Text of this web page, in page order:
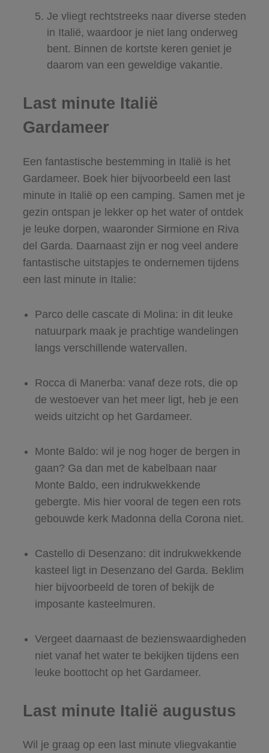
Je vliegt rechtstreeks naar diverse steden
in Italië, waardoor je niet lang onderweg
bent. Binnen de kortste keren geniet je
daarom van een geweldige vakantie.
Last minute Italië
Gardameer
Een fantastische bestemming in Italië is het
Gardameer. Boek hier bijvoorbeeld een last
minute in Italië op een camping. Samen met je
gezin ontspan je lekker op het water of ontdek
je leuke dorpen, waaronder Sirmione en Riva
del Garda. Daarnaast zijn er nog veel andere
fantastische uitstapjes te ondernemen tijdens
een last minute in Italie:
Parco delle cascate di Molina: in dit leuke
natuurpark maak je prachtige wandelingen
langs verschillende watervallen.
Rocca di Manerba: vanaf deze rots, die op
de westoever van het meer ligt, heb je een
weids uitzicht op het Gardameer.
Monte Baldo: wil je nog hoger de bergen in
gaan? Ga dan met de kabelbaan naar
Monte Baldo, een indrukwekkende
gebergte. Mis hier vooral de tegen een rots
gebouwde kerk Madonna della Corona niet.
Castello di Desenzano: dit indrukwekkende
kasteel ligt in Desenzano del Garda. Beklim
hier bijvoorbeeld de toren of bekijk de
imposante kasteelmuren.
Vergeet daarnaast de bezienswaardigheden
niet vanaf het water te bekijken tijdens een
leuke boottocht op het Gardameer.
Last minute Italië augustus
Wil je graag op een last minute vliegvakantie